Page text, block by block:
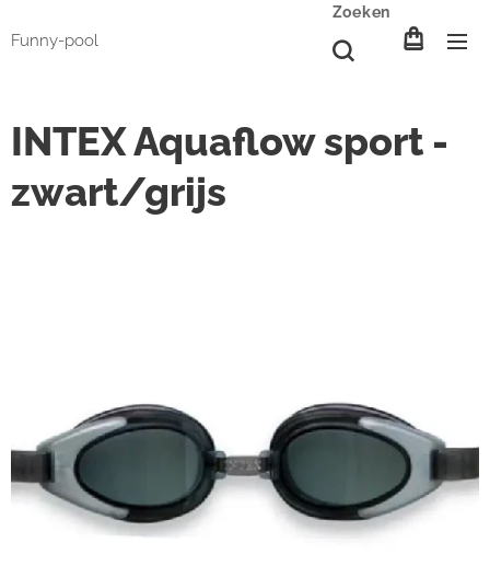
Funny-pool
Zoeken
INTEX Aquaflow sport -
zwart/grijs